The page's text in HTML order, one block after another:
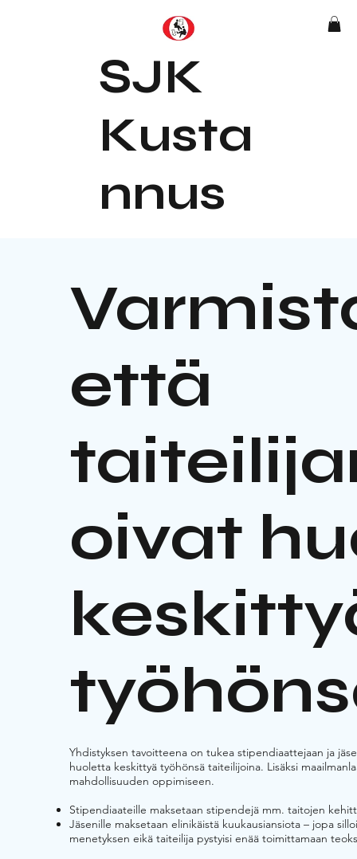
SJK
Kusta
nnus
että
oivat
Yhdistyksen tavoitteena on tukea stipendiaattejaan ja
huoletta keskittyä työhönsä taiteilijoina. Lisäksi
mahdollisuuden oppimiseen.
Stipendiaateille maksetaan stipendejä mm. taitojen
Jäsenille maksetaan elinikäistä kuukausiansiota – jopa
menetyksen eikä taiteilija pystyisi enää toimittamaan